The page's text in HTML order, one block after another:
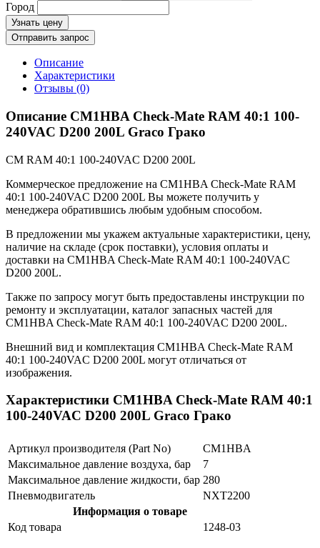
Город
Узнать цену
Отправить запрос
Описание
Характеристики
Отзывы (0)
Описание CM1HBA Check-Mate RAM 40:1 100-
240VAC D200 200L Graco Грако
CM RAM 40:1 100-240VAC D200 200L
Коммерческое предложение на CM1HBA Check-Mate RAM
40:1 100-240VAC D200 200L Вы можете получить у
менеджера обратившись любым удобным способом.
В предложении мы укажем актуальные характеристики, цену,
наличие на складе (срок поставки), условия оплаты и
доставки на CM1HBA Check-Mate RAM 40:1 100-240VAC
D200 200L.
Также по запросу могут быть предоставлены инструкции по
ремонту и эксплуатации, каталог запасных частей для
CM1HBA Check-Mate RAM 40:1 100-240VAC D200 200L.
Внешний вид и комплектация CM1HBA Check-Mate RAM
40:1 100-240VAC D200 200L могут отличаться от
изображения.
Характеристики CM1HBA Check-Mate RAM 40:1
100-240VAC D200 200L Graco Грако
Артикул производителя (Part No)
CM1HBA
Максимальное давление воздуха, бар
7
Максимальное давление жидкости, бар 280
Пневмодвигатель
NXT2200
Информация о товаре
Код товара
1248-03